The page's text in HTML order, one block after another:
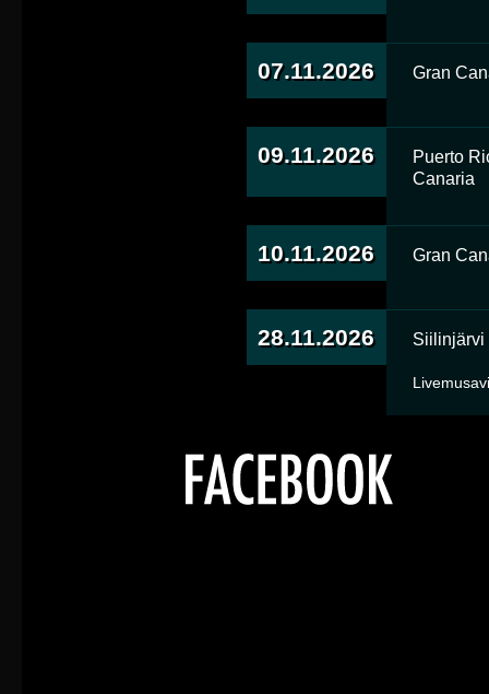
07.11.2026 Gran
09.11.2026
Puerto
Canaria
10.11.2026 Gran
28.11.2026 Siilinjärvi